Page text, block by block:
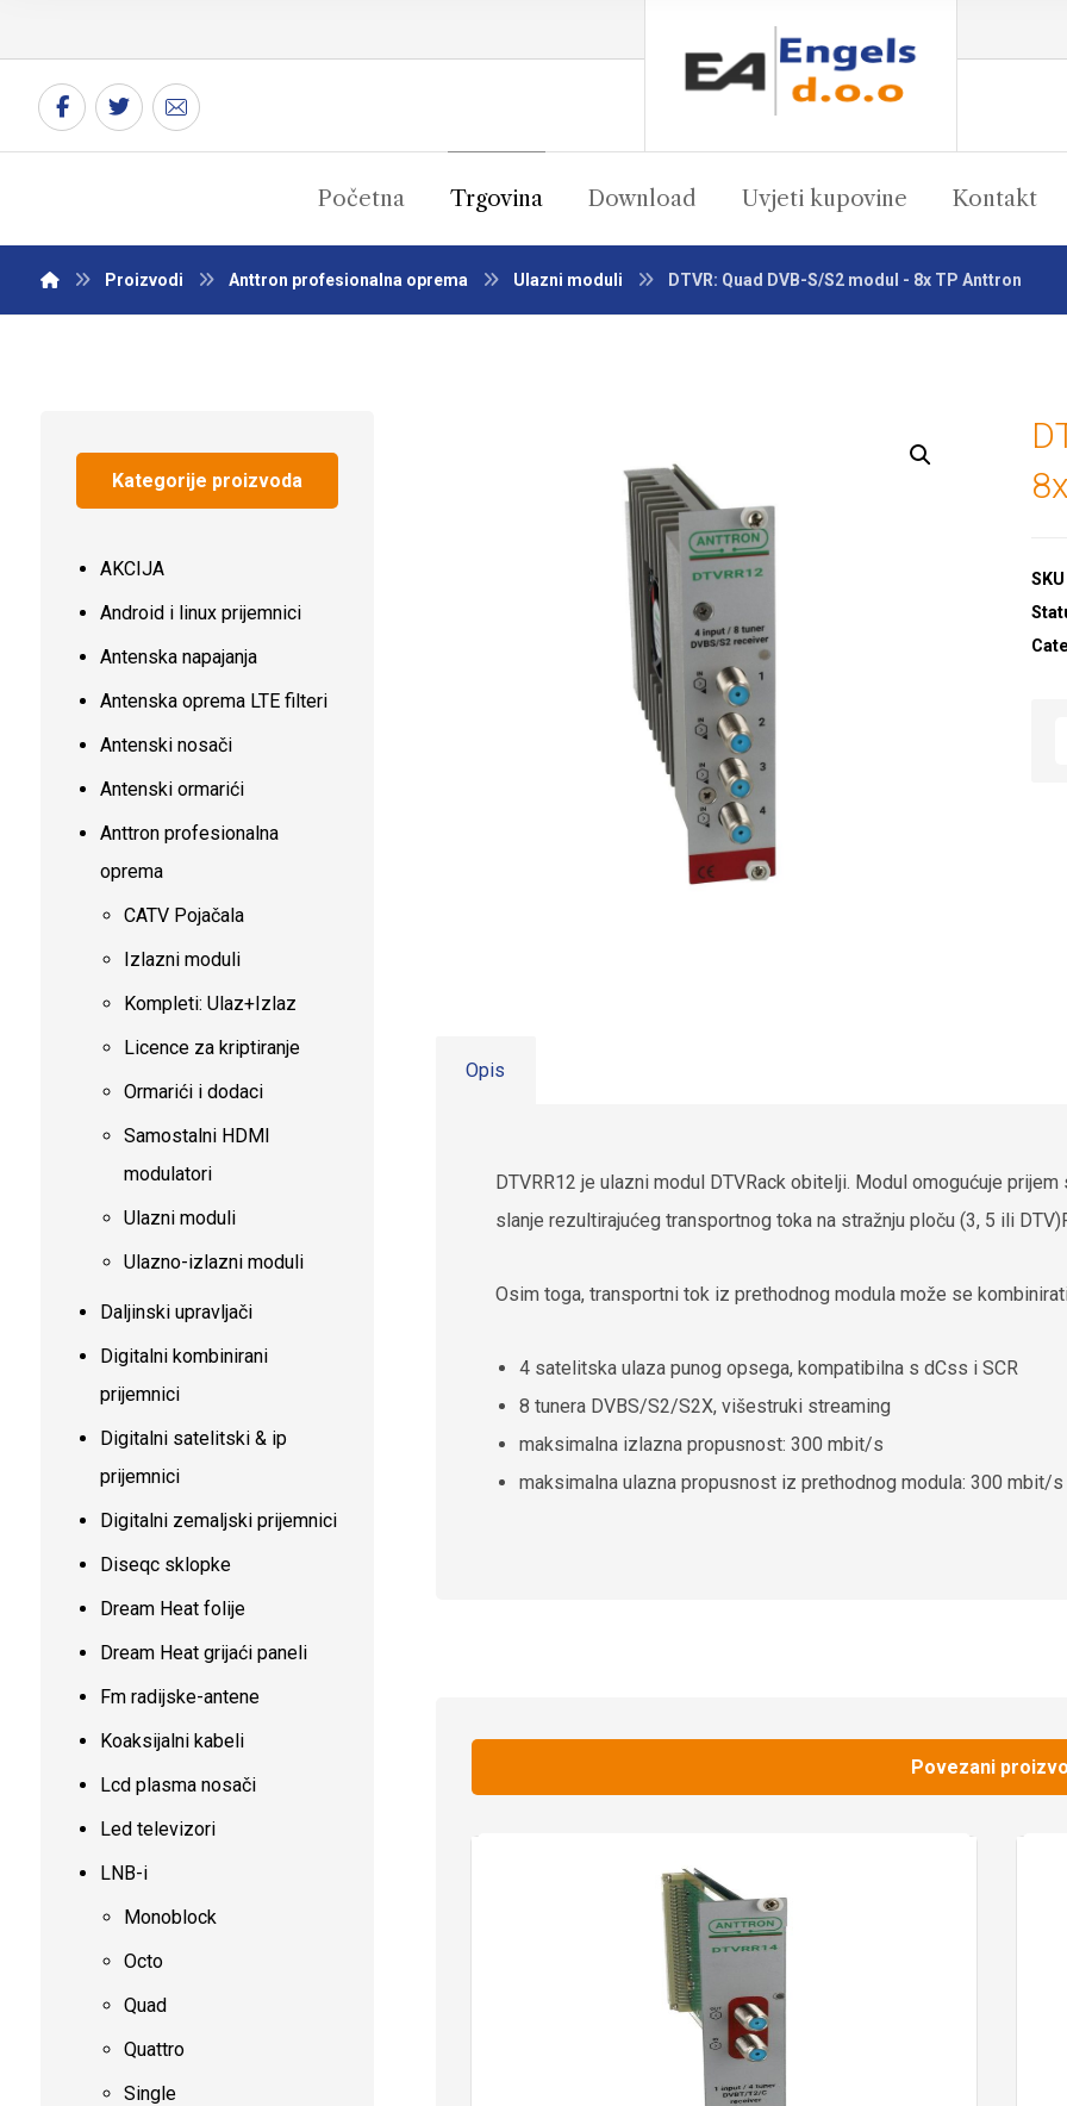
Početna Trgovina Download Uvjeti kupovine Kontakt
Proizvodi Anttron profesionalna oprema Ulazni moduli DTVR: Quad DVB-S/S2 modul - 8x TP Anttron
SKU
Opis
DTVRR12 je ulazni modul DTVRack obitelji. Modul omogućuje
slanje rezultirajućeg transportnog toka na stražnju ploču (3, 5 ili
Osim toga, transportni tok iz prethodnog modula može se
4 satelitska ulaza punog opsega, kompatibilna s dCss i SCR
8 tunera DVBS/S2/S2X, višestruki streaming
maksimalna izlazna propusnost: 300 mbit/s
maksimalna ulazna propusnost iz prethodnog modula: 300 mbit/s
Povezani
Kategorije proizvoda
AKCIJA
Android i linux prijemnici
Antenska napajanja
Antenska oprema LTE filteri
Antenski nosači
Antenski ormarići
Anttron profesionalna
oprema
CATV Pojačala
Izlazni moduli
Kompleti: Ulaz+Izlaz
Licence za kriptiranje
Ormarići i dodaci
Samostalni HDMI
modulatori
Ulazni moduli
Ulazno-izlazni moduli
Daljinski upravljači
Digitalni kombinirani
prijemnici
Digitalni satelitski & ip
prijemnici
Digitalni zemaljski prijemnici
Diseqc sklopke
Dream Heat folije
Dream Heat grijaći paneli
Fm radijske-antene
Koaksijalni kabeli
Lcd plasma nosači
Led televizori
LNB-i
Monoblock
Octo
Quad
Quattro
Single